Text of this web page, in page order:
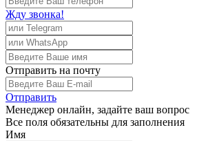
Жду звонка!
Отправить на почту
Отправить
Менеджер онлайн, задайте ваш вопрос
Все поля обязательны для заполнения
Имя